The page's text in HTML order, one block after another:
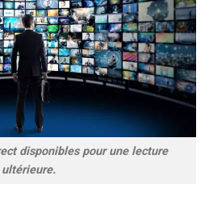
disponibles pour une lecture
ultérieure.